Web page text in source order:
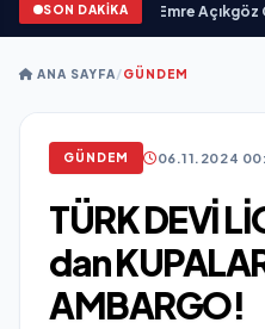
SON DAKİKA
yayımlandı•Ali Emre Açıkgöz
ANA SAYFA/GÜNDEM
GÜNDEM 06.11.2024
TÜRK DEVİ
dan
AMBARGO!